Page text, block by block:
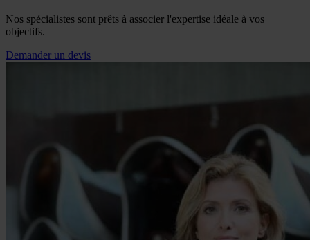
Nos spécialistes sont prêts à associer l'expertise idéale à vos
objectifs.
Demander un devis